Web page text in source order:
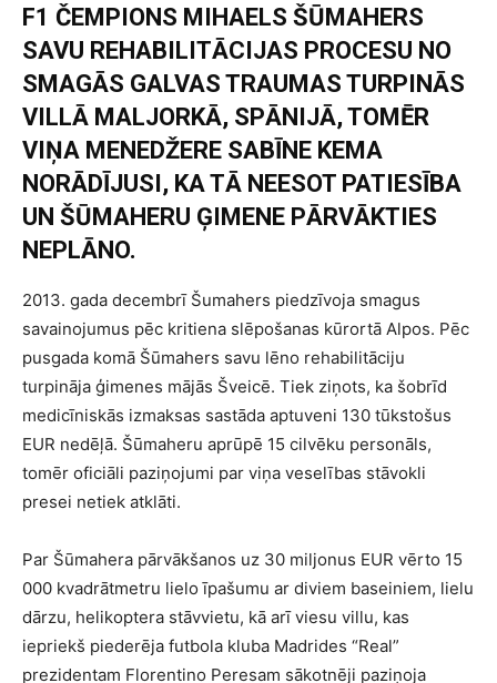
F1 ČEMPIONS MIHAELS ŠŪMAHERS
SAVU REHABILITĀCIJAS PROCESU NO
SMAGĀS GALVAS TRAUMAS TURPINĀS
VILLĀ MALJORKĀ, SPĀNIJĀ, TOMĒR
VIŅA MENEDŽERE SABĪNE KEMA
NORĀDĪJUSI, KA TĀ NEESOT PATIESĪBA
UN ŠŪMAHERU ĢIMENE PĀRVĀKTIES
NEPLĀNO.
2013. gada decembrī Šumahers piedzīvoja smagus
savainojumus pēc kritiena slēpošanas kūrortā Alpos. Pēc
pusgada komā Šūmahers savu lēno rehabilitāciju
turpināja ģimenes mājās Šveicē. Tiek ziņots, ka šobrīd
medicīniskās izmaksas sastāda aptuveni 130 tūkstošus
EUR nedēļā. Šūmaheru aprūpē 15 cilvēku personāls,
tomēr oficiāli paziņojumi par viņa veselības stāvokli
presei netiek atklāti.
Par Šūmahera pārvākšanos uz 30 miljonus EUR vērto 15
000 kvadrātmetru lielo īpašumu ar diviem baseiniem, lielu
dārzu, helikoptera stāvvietu, kā arī viesu villu, kas
iepriekš piederēja futbola kluba Madrides “Real”
prezidentam Florentino Peresam sākotnēji paziņoja